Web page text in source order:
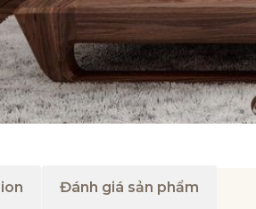
Đánh giá sản phẩm